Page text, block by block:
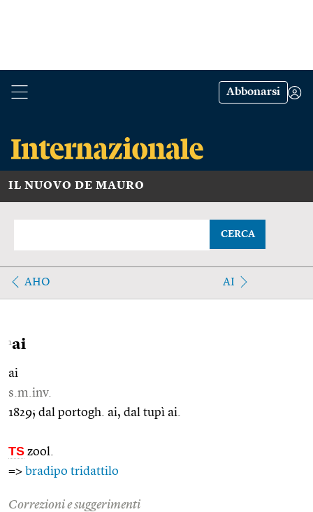
Abbonarsi
IL NUOVO DE MAURO
CERCA
AHO AI
1ai
ai
s.m.inv.
1829; dal portogh. ai, dal tupì ai.
TS zool.
=> bradipo tridattilo
Correzioni e suggerimenti